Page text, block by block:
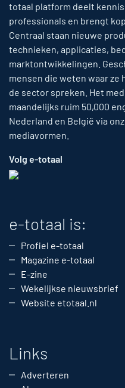
totaal platform deelt
professionals en brengt
Centraal staan nieuwe
technieken, applicaties,
marktontwikkelingen.
mensen die weten waar ze
de sector spreken. Het
maandelijks ruim 50,000
Nederland en België via
mediavormen.
Volg e-totaal
e-totaal is:
Profiel e-totaal
Magazine e-totaal
E-zine
Wekelijkse nieuwsbrief
Website etotaal.nl
Links
Adverteren